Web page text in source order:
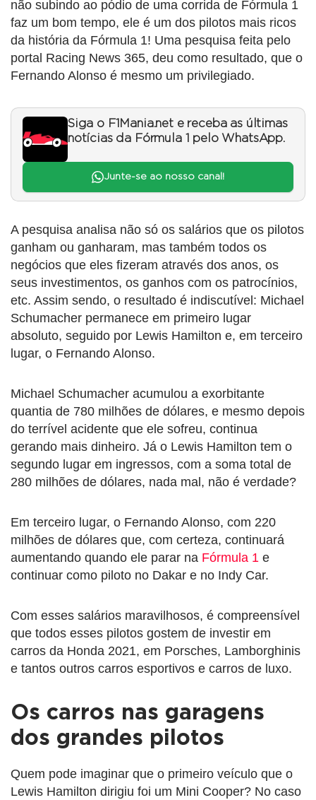
não subindo ao pódio de uma corrida de Fórmula 1
faz um bom tempo, ele é um dos pilotos mais ricos
da história da Fórmula 1! Uma pesquisa feita pelo
portal Racing News 365, deu como resultado, que o
Fernando Alonso é mesmo um privilegiado.
Siga o F1Mania.net e receba as últimas
notícias da Fórmula 1 pelo WhatsApp.
Junte-se ao nosso canal!
A pesquisa analisa não só os salários que os pilotos
ganham ou ganharam, mas também todos os
negócios que eles fizeram através dos anos, os
seus investimentos, os ganhos com os patrocínios,
etc. Assim sendo, o resultado é indiscutível: Michael
Schumacher permanece em primeiro lugar
absoluto, seguido por Lewis Hamilton e, em terceiro
lugar, o Fernando Alonso.
Michael Schumacher acumulou a exorbitante
quantia de 780 milhões de dólares, e mesmo depois
do terrível acidente que ele sofreu, continua
gerando mais dinheiro. Já o Lewis Hamilton tem o
segundo lugar em ingressos, com a soma total de
280 milhões de dólares, nada mal, não é verdade?
Em terceiro lugar, o Fernando Alonso, com 220
milhões de dólares que, com certeza, continuará
aumentando quando ele parar na Fórmula 1 e
continuar como piloto no Dakar e no Indy Car.
Com esses salários maravilhosos, é compreensível
que todos esses pilotos gostem de investir em
carros da Honda 2021, em Porsches, Lamborghinis
e tantos outros carros esportivos e carros de luxo.
Os carros nas garagens
dos grandes pilotos
Quem pode imaginar que o primeiro veículo que o
Lewis Hamilton dirigiu foi um Mini Cooper? No caso